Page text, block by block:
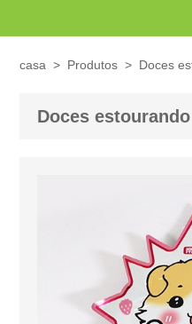
casa > Produtos > Doces
Doces estourando